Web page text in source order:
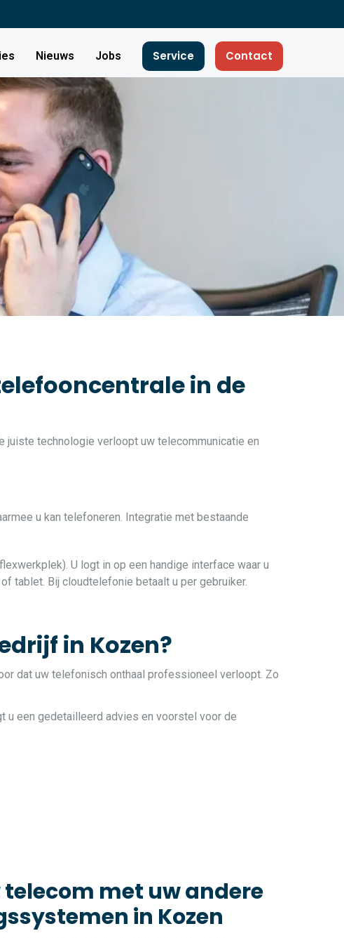
Nieuws Jobs Service Contact
in de
technologie verloopt uw telecommunicatie en
u kan telefoneren. Integratie met bestaande
U logt in op een handige interface waar u
tablet. Bij cloudtelefonie betaalt u per gebruiker.
in Kozen?
dat uw telefonisch onthaal professioneel verloopt. Zo
u een gedetailleerd advies en voorstel voor de
telecom met uw andere
in Kozen